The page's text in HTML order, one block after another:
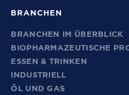
BRANCHEN
BRANCHEN IM ÜBERBLICK
BIOPHARMAZEUTISCHE
ESSEN & TRINKEN
INDUSTRIELL
ÖL UND GAS